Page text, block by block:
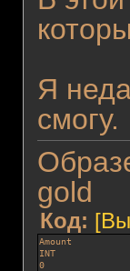
Я
смогу.
gold
Код:
Amount
INT
0